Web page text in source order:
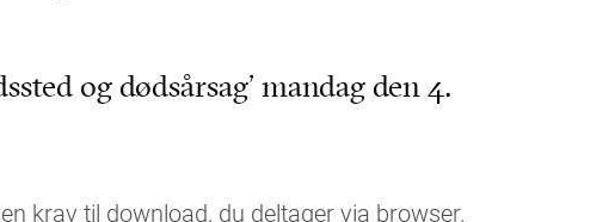
og dødsårsag’ mandag den 4.
krav til download, du deltager via browser.